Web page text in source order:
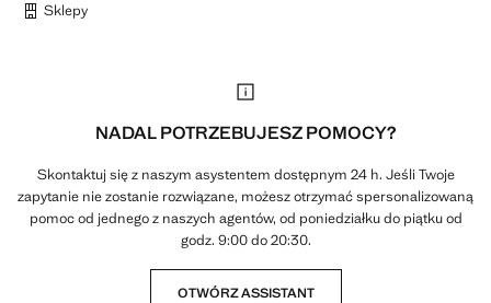
Sklepy
NADAL POTRZEBUJESZ POMOCY?
Skontaktuj się z naszym asystentem dostępnym 24 h. Jeśli Twoje
zapytanie nie zostanie rozwiązane, możesz otrzymać spersonalizowaną
pomoc od jednego z naszych agentów, od poniedziałku do piątku od
godz. 9:00 do 20:30.
OTWÓRZ ASSISTANT